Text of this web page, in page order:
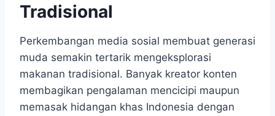
Tradisional
Perkembangan media sosial membuat generasi
muda semakin tertarik mengeksplorasi
makanan tradisional. Banyak kreator konten
membagikan pengalaman mencicipi maupun
memasak hidangan khas Indonesia dengan